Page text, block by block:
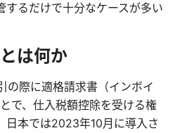
するだけで十分なケースが多い
は何か
の際に適格請求書（インボイ
で、仕入税額控除を受ける権
日本では2023年10月に導入さ